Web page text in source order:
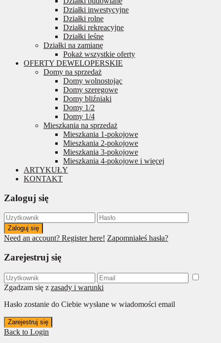
Działki inwestycyjne
Działki rolne
Działki rekreacyjne
Działki leśne
Działki na zamianę
Pokaż wszystkie oferty
OFERTY DEWELOPERSKIE
Domy na sprzedaż
Domy wolnostojąc
Domy szeregowe
Domy bliźniaki
Domy 1/2
Domy 1/4
Mieszkania na sprzedaż
Mieszkania 1-pokojowe
Mieszkania 2-pokojowe
Mieszkania 3-pokojowe
Mieszkania 4-pokojowe i więcej
ARTYKUŁY
KONTAKT
Zaloguj się
Zaloguj się
Need an account? Register here! Zapomniałeś hasła?
Zarejestruj się
Zgadzam się z zasady i warunki
Hasło zostanie do Ciebie wysłane w wiadomości email
Zarejestruj się
Back to Login